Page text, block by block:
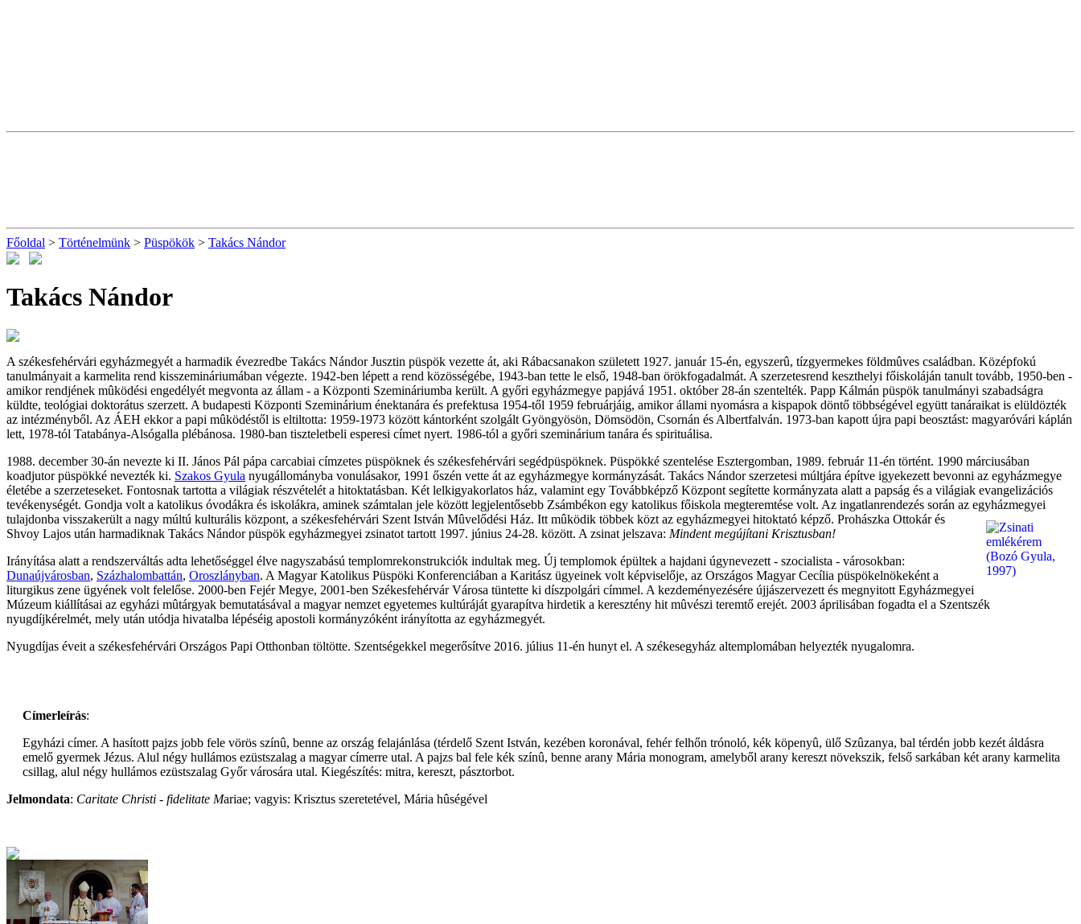
Főoldal > Történelmünk > Püspökök > Takács Nándor
Takács Nándor
A székesfehérvári egyházmegyét a harmadik évezredbe Takács Nándor Jusztin püspök vezette át, aki Rábacsanakon született 1927. január 15-én, egyszerû, tízgyermekes földmûves családban. Középfokú
tanulmányait a karmelita rend kisszemináriumában végezte. 1942-ben lépett a rend közösségébe, 1943-ban tette le első, 1948-ban örökfogadalmát. A szerzetesrend keszthelyi főiskoláján tanult tovább, 1950-ben -
amikor rendjének mûködési engedélyét megvonta az állam - a Központi Szemináriumba került. A győri egyházmegye papjává 1951. október 28-án szentelték. Papp Kálmán püspök tanulmányi szabadságra
küldte, teológiai doktorátus szerzett. A budapesti Központi Szeminárium énektanára és prefektusa 1954-től 1959 februárjáig, amikor állami nyomásra a kispapok döntő többségével együtt tanáraikat is elüldözték
az intézményből. Az ÁEH ekkor a papi mûködéstől is eltiltotta: 1959-1973 között kántorként szolgált Gyöngyösön, Dömsödön, Csornán és Albertfalván. 1973-ban kapott újra papi beosztást: magyaróvári káplán
lett, 1978-tól Tatabánya-Alsógalla plébánosa. 1980-ban tiszteletbeli esperesi címet nyert. 1986-tól a győri szeminárium tanára és spirituálisa.
1988. december 30-án nevezte ki II. János Pál pápa carcabiai címzetes püspöknek és székesfehérvári segédpüspöknek. Püspökké szentelése Esztergomban, 1989. február 11-én történt. 1990 márciusában
koadjutor püspökké nevezték ki. Szakos Gyula nyugállományba vonulásakor, 1991 őszén vette át az egyházmegye kormányzását. Takács Nándor szerzetesi múltjára építve igyekezett bevonni az egyházmegye
életébe a szerzeteseket. Fontosnak tartotta a világiak részvételét a hitoktatásban. Két lelkigyakorlatos ház, valamint egy Továbbképző Központ segítette kormányzata alatt a papság és a világiak evangelizációs
tevékenységét. Gondja volt a katolikus óvodákra és iskolákra, aminek számtalan jele között legjelentősebb Zsámbékon egy katolikus főiskola megteremtése volt. Az ingatlanrendezés során az egyházmegyei
tulajdonba visszakerült a nagy múltú kulturális központ, a székesfehérvári Szent István Mûvelődési Ház. Itt mûködik többek közt az egyházmegyei hitoktató képző. Prohászka Ottokár és
Shvoy Lajos után harmadiknak Takács Nándor püspök egyházmegyei zsinatot tartott 1997. június 24-28. között. A zsinat jelszava: Mindent megújítani Krisztusban!
Irányítása alatt a rendszerváltás adta lehetőséggel élve nagyszabású templomrekonstrukciók indultak meg. Új templomok épültek a hajdani úgynevezett - szocialista - városokban:
Dunaújvárosban, Százhalombattán, Oroszlányban. A Magyar Katolikus Püspöki Konferenciában a Karitász ügyeinek volt képviselője, az Országos Magyar Cecília püspökelnökeként a
liturgikus zene ügyének volt felelőse. 2000-ben Fejér Megye, 2001-ben Székesfehérvár Városa tüntette ki díszpolgári címmel. A kezdeményezésére újjászervezett és megnyitott Egyházmegyei
Múzeum kiállításai az egyházi mûtárgyak bemutatásával a magyar nemzet egyetemes kultúráját gyarapítva hirdetik a keresztény hit mûvészi teremtő erejét. 2003 áprilisában fogadta el a Szentszék
nyugdíjkérelmét, mely után utódja hivatalba lépéséig apostoli kormányzóként irányította az egyházmegyét.
Nyugdíjas éveit a székesfehérvári Országos Papi Otthonban töltötte. Szentségekkel megerősítve 2016. július 11-én hunyt el. A székesegyház altemplomában helyezték nyugalomra.
Címerleírás:
Egyházi címer. A hasított pajzs jobb fele vörös színû, benne az ország felajánlása (térdelő Szent István, kezében koronával, fehér felhőn trónoló, kék köpenyû, ülő Szûzanya, bal térdén jobb kezét áldásra
emelő gyermek Jézus. Alul négy hullámos ezüstszalag a magyar címerre utal. A pajzs bal fele kék színû, benne arany Mária monogram, amelyből arany kereszt növekszik, felső sarkában két arany karmelita
csillag, alul négy hullámos ezüstszalag Győr városára utal. Kiegészítés: mitra, kereszt, pásztorbot.
Jelmondata: Caritate Christi - fidelitate Mariae; vagyis: Krisztus szeretetével, Mária hûségével